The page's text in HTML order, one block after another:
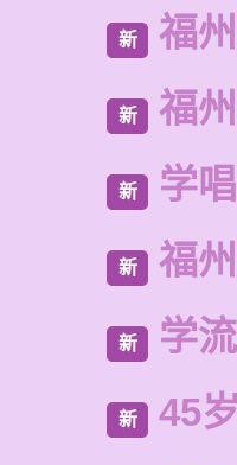
新 福
新 福
新 学
新 福
新 学
新 45